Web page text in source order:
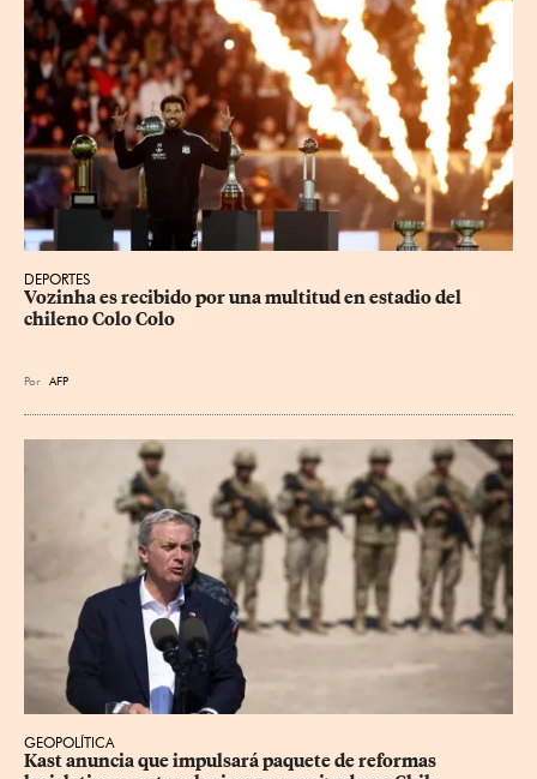
DEPORTES
Vozinha es recibido por una multitud en estadio del
chileno Colo Colo
Por AFP
GEOPOLÍTICA
Kast anuncia que impulsará paquete de reformas